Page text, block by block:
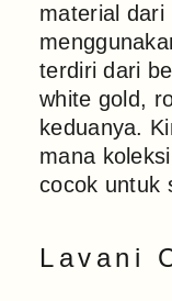
material dari
terdiri dari
white gold,
keduanya.
mana
cocok untuk
Lavani